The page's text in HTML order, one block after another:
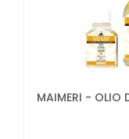
MAIMERI - OLIO